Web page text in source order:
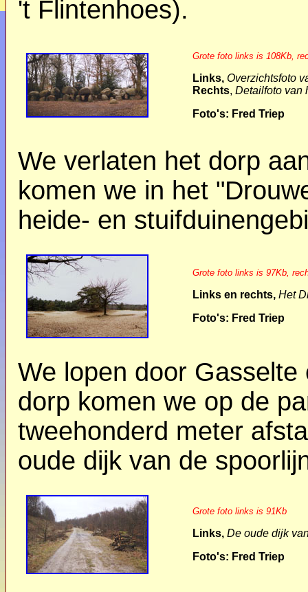
't Flintenhoes).
Grote foto links is 108Kb,
Links, Overzichtsfoto
Rechts, Detailfoto van
Foto's: Fred Triep
We verlaten het dorp
komen we in het
heide- en
Grote foto links is 97Kb,
Links en rechts, Het
Foto's: Fred Triep
We lopen door
dorp komen we op de
tweehonderd meter
oude dijk van de
Grote foto links is 91Kb
Links, De oude dijk
Foto's: Fred Triep